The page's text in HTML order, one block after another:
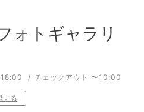
ォトギャラリ
チェックアウト 〜10:00
する